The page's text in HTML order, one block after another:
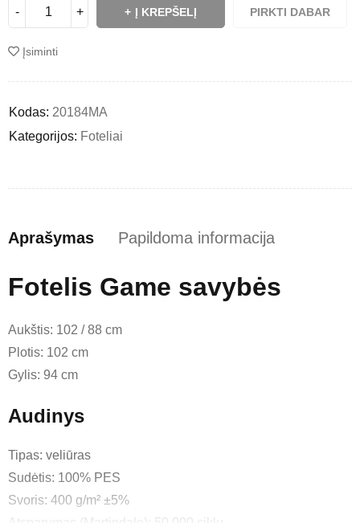
Į KREPŠELĮ PIRKTI DABAR
Įsiminti
Kodas: 20184MA
Kategorijos: Foteliai
Aprašymas Papildoma informacija
Fotelis Game savybės
Aukštis: 102 / 88 cm
Plotis: 102 cm
Gylis: 94 cm
Audinys
Tipas: veliūras
Sudėtis: 100% PES
Svoris: 400 g/m² ±5%